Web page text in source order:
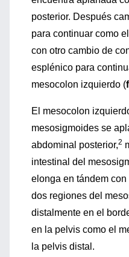
posterior. Después
para continuar como
con otro cambio de
esplénico para
mesocolon izquierdo (
El mesocolon
mesosigmoides se
abdominal posterior,2
intestinal del
elonga en tándem
dos regiones del
distalmente en el
en la pelvis como el
la pelvis distal.